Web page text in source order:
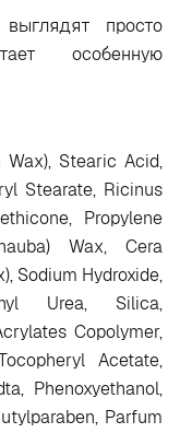
просто
особенную
Wax), Stearic Acid,
Stearate, Ricinus
Propylene
Wax, Cera
Sodium Hydroxide,
Urea, Silica,
Copolymer,
Acetate,
Phenoxyethanol,
Parfum